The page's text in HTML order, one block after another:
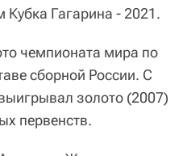
Гагарина - 2021.
чемпионата мира по
сборной России. С
золото (2007)
первенств.